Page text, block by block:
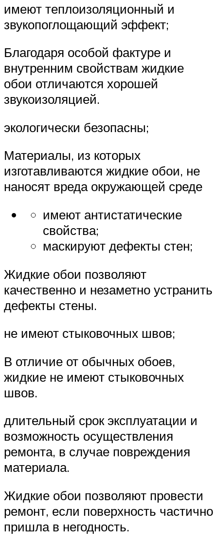
имеют теплоизоляционный и
звукопоглощающий эффект;
Благодаря особой фактуре и
внутренним свойствам жидкие
обои отличаются хорошей
звукоизоляцией.
экологически безопасны;
Материалы, из которых
изготавливаются жидкие обои, не
наносят вреда окружающей среде
имеют антистатические
свойства;
маскируют дефекты стен;
Жидкие обои позволяют
качественно и незаметно устранить
дефекты стены.
не имеют стыковочных швов;
В отличие от обычных обоев,
жидкие не имеют стыковочных
швов.
длительный срок эксплуатации и
возможность осуществления
ремонта, в случае повреждения
материала.
Жидкие обои позволяют провести
ремонт, если поверхность частично
пришла в негодность.